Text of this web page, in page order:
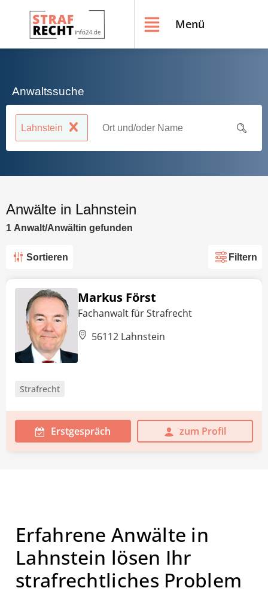
Menü
Anwaltssuche
Lahnstein
Anwälte in Lahnstein
1 Anwalt/Anwältin gefunden
Sortieren Filtern
Markus Först
Fachanwalt für Strafrecht
56112 Lahnstein
Strafrecht
Erstgespräch zum Profil
Erfahrene Anwälte in
Lahnstein lösen Ihr
strafrechtliches Problem